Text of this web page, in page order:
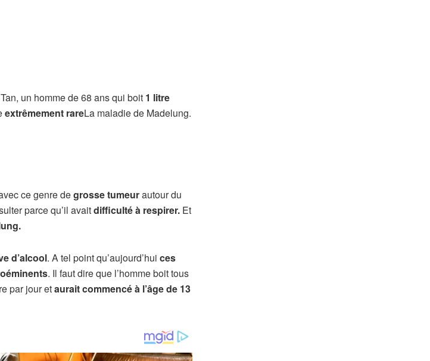
un homme de 68 ans qui boit 1 litre
extrêmement rareLa maladie de Madelung.
ce genre degrosse tumeurautour du
parce qu’il avaitdifficulté à respirer. Et
d’alcool. A tel point qu’aujourd’hui ces
. Il faut dire que l’homme boit tous
par jour etaurait commencé à l’âge de 13